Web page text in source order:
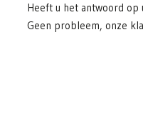
Heeft u het antwoord op
Geen probleem, onze